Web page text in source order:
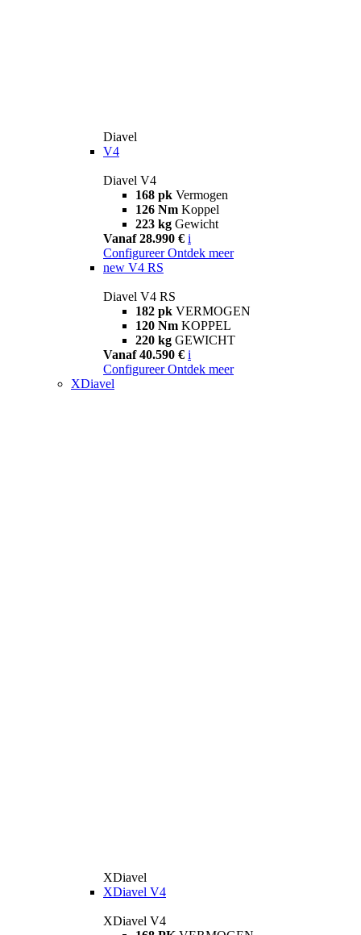
Diavel
V4
Diavel V4
168 pk Vermogen
126 Nm Koppel
223 kg Gewicht
Vanaf 28.990 € i
Configureer Ontdek meer
new V4 RS
Diavel V4 RS
182 pk VERMOGEN
120 Nm KOPPEL
220 kg GEWICHT
Vanaf 40.590 € i
Configureer Ontdek meer
XDiavel
XDiavel
XDiavel V4
XDiavel V4